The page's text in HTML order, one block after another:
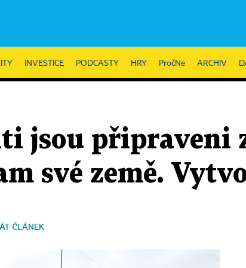
INVESTICE PODCASTY HRY PročNe ARCHIV
jsou připraveni
své země.
ČLÁNEK